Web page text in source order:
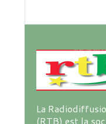
i
La
(RTB) est la